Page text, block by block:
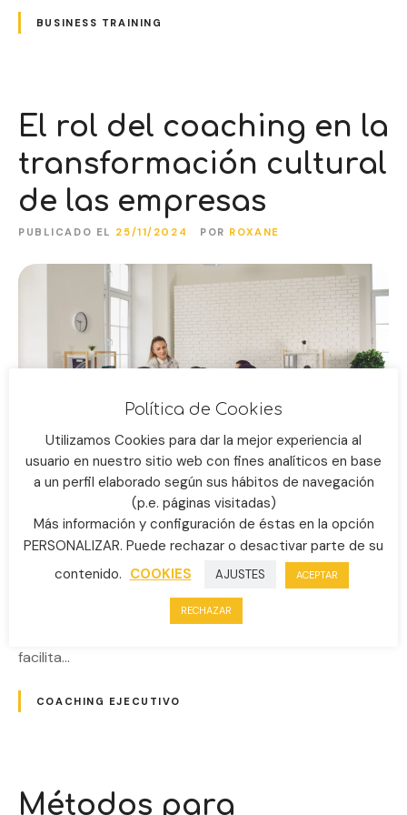
BUSINESS TRAINING
El rol del coaching en la
transformación cultural
de las empresas
PUBLICADO EL 25/11/2024 POR ROXANE
Cómo el coaching impulsa cambios positivos en la
cultura organizacional En el mundo empresarial la
adaptabilidad cultural es crucial para el éxito, el
coaching se presenta como una herramienta poderosa
para guiar a las organizaciones a través de
transformaciones culturales significativas. La
facilita…
COACHING EJECUTIVO
Métodos para
Política de Cookies
Utilizamos Cookies para dar la mejor experiencia al
usuario en nuestro sitio web con fines analíticos en base
a un perfil elaborado según sus hábitos de navegación
(p.e. páginas visitadas)
Más información y configuración de éstas en la opción
PERSONALIZAR. Puede rechazar o desactivar parte de su
contenido. COOKIES AJUSTES ACEPTAR
RECHAZAR